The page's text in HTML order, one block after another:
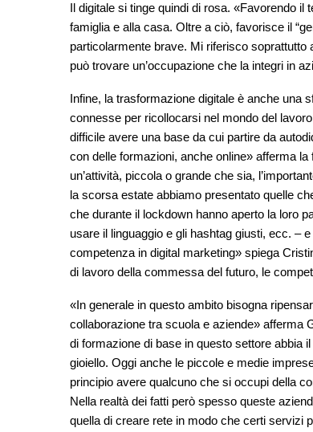
Il digitale si tinge quindi di rosa. «Favorendo il
famiglia e alla casa. Oltre a ciò, favorisce il
particolarmente brave. Mi riferisco
può trovare un’occupazione che la integri in
Infine, la trasformazione digitale è anche una
connesse per ricollocarsi nel mondo del
difficile avere una base da cui partire da
con delle formazioni, anche online» afferma
un’attività, piccola o grande che sia,
la scorsa estate abbiamo presentato quelle
che durante il lockdown hanno aperto la loro
usare il linguaggio e gli hashtag giusti, ecc. –
competenza in digital marketing» spiega
di lavoro della commessa del futuro, le
«In generale in questo ambito bisogna
collaborazione tra scuola e aziende» afferma
di formazione di base in questo settore abbia
gioiello. Oggi anche le piccole e medie
principio avere qualcuno che si occupi della
Nella realtà dei fatti però spesso queste
quella di creare rete in modo che certi servizi